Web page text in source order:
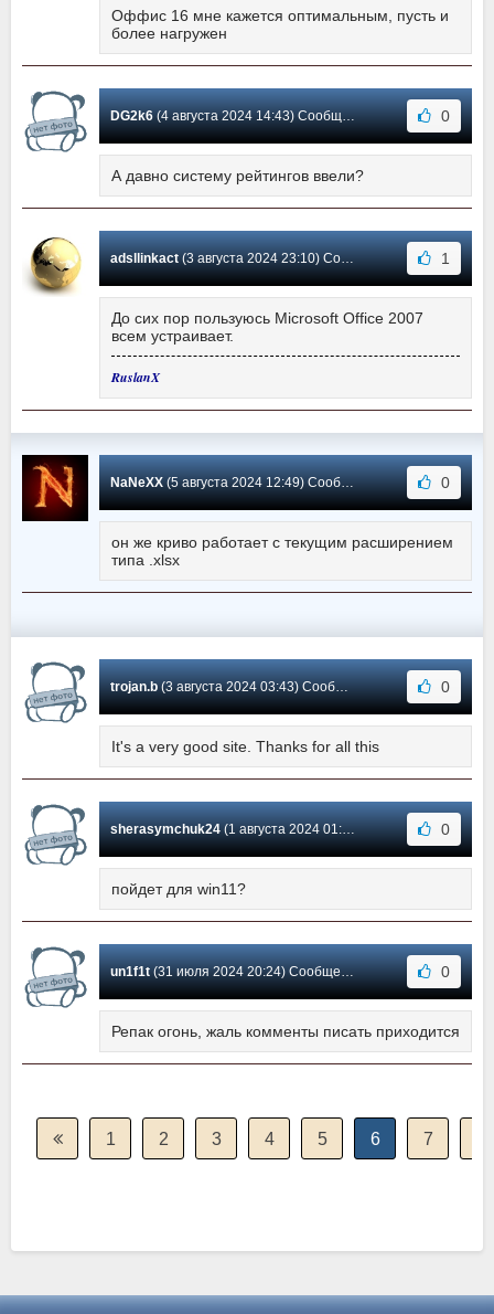
Оффис 16 мне кажется оптимальным, пусть и
более нагружен
DG2k6(4 августа 2024 14:43) Сообщение #570 0
А давно систему рейтингов ввели?
adsllinkact(3 августа 2024 23:10) Сообщение #569 1
До сих пор пользуюсь Microsoft Office 2007
всем устраивает.
RuslanX
NaNeXX(5 августа 2024 12:49) Сообщение #568 0
он же криво работает с текущим расширением
типа .xlsx
trojan.b(3 августа 2024 03:43) Сообщение #567 0
It's a very good site. Thanks for all this
sherasymchuk24(1 августа 2024 01:47) Сообщение #566 0
пойдет для win11?
un1f1t(31 июля 2024 20:24) Сообщение #565 0
Репак огонь, жаль комменты писать приходится
1 2 3 4 5 6 7